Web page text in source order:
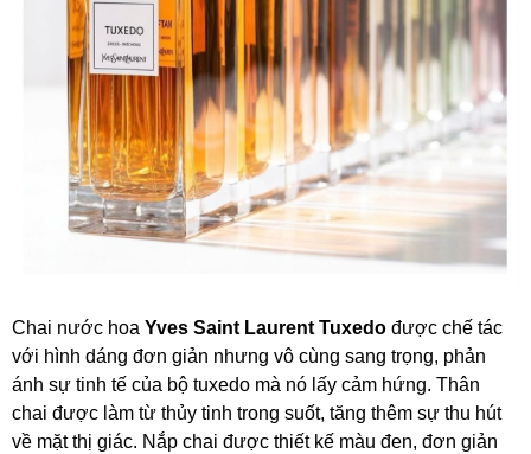
Chai nước hoa Yves Saint Laurent Tuxedo được chế tác
với hình dáng đơn giản nhưng vô cùng sang trọng, phản
ánh sự tinh tế của bộ tuxedo mà nó lấy cảm hứng. Thân
chai được làm từ thủy tinh trong suốt, tăng thêm sự thu hút
về mặt thị giác. Nắp chai được thiết kế màu đen, đơn giản